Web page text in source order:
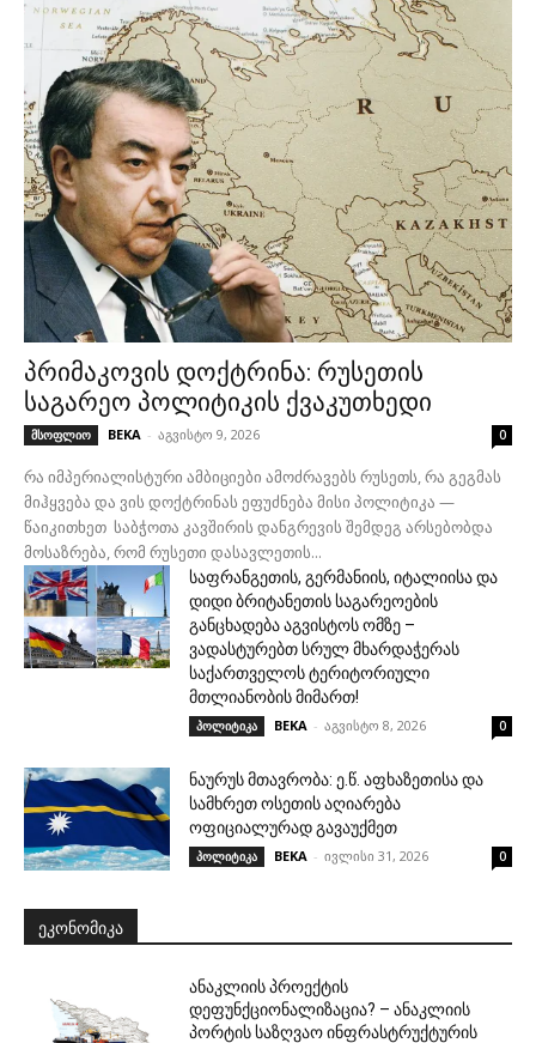
პრიმაკოვის დოქტრინა: რუსეთის
საგარეო პოლიტიკის ქვაკუთხედი
მსოფლიო BEKA - აგვისტო 9, 2026 0
რა იმპერიალისტური ამბიციები ამოძრავებს რუსეთს, რა გეგმას
მიჰყვება და ვის დოქტრინას ეფუძნება მისი პოლიტიკა —
წაიკითხეთ საბჭოთა კავშირის დანგრევის შემდეგ არსებობდა
მოსაზრება, რომ რუსეთი დასავლეთის...
საფრანგეთის, გერმანიის, იტალიისა და
დიდი ბრიტანეთის საგარეოების
განცხადება აგვისტოს ომზე –
ვადასტურებთ სრულ მხარდაჭერას
საქართველოს ტერიტორიული
მთლიანობის მიმართ!
პოლიტიკა BEKA - აგვისტო 8, 2026 0
ნაურუს მთავრობა: ე.წ. აფხაზეთისა და
სამხრეთ ოსეთის აღიარება
ოფიციალურად გავაუქმეთ
პოლიტიკა BEKA - ივლისი 31, 2026 0
ᲔᲙᲝᲜᲝᲛᲘᲙᲐ
ანაკლიის პროექტის
დეფუნქციონალიზაცია? – ანაკლიის
პორტის საზღვაო ინფრასტრუქტურის